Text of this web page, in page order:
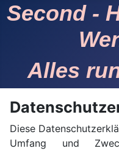
Second -
Alles
Diese
Umfang und